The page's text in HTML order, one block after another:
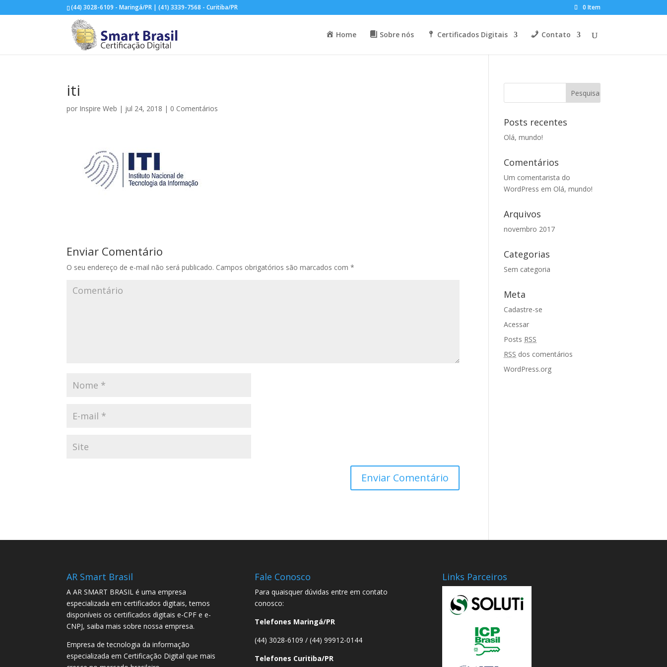
(44) 3028-6109 - Maringá/PR | (41) 3339-7568 - Curitiba/PR 0 Item
Home Sobre nós Certificados Digitais Contato
iti
por Inspire Web | jul 24, 2018 | 0 Comentários
Enviar Comentário
O seu endereço de e-mail não será publicado. Campos obrigatórios são marcados com*
Posts recentes
Olá, mundo!
Comentários
Um comentarista do
WordPress em Olá, mundo!
Arquivos
novembro 2017
Categorias
Sem categoria
Meta
Cadastre-se
Acessar
Posts RSS
RSS dos comentários
WordPress.org
AR Smart Brasil
A AR SMART BRASIL é uma empresa
especializada em certificados digitais, temos
disponíveis os certificados digitais e-CPF e e-
CNPJ, saiba mais sobre nossa empresa.
Empresa de tecnologia da informação
especializada em Certificação Digital que mais
Fale Conosco
Para quaisquer dúvidas entre em contato
conosco:
Telefones Maringá/PR
(44) 3028-6109 / (44) 99912-0144
Telefones Curitiba/PR
Links Parceiros